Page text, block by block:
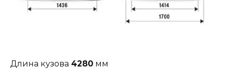
Длина кузова 4280 мм